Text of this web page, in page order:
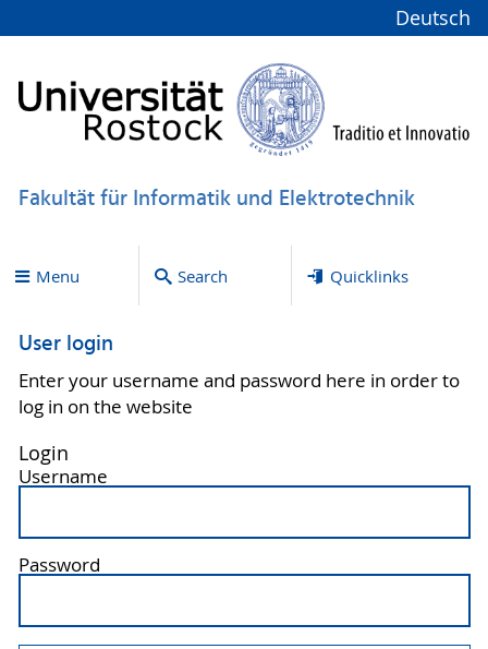
Deutsch
Fakultät für Informatik und Elektrotechnik
Menu Search Quicklinks
User login
Enter your username and password here in order to
log in on the website
Login
Username
Password